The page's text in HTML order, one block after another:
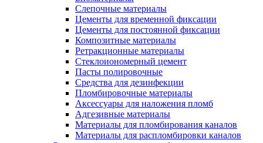
Слепочные материалы
Цементы для временной фиксации
Цементы для постоянной фиксации
Композитные материалы
Ретракционные материалы
Стеклоиономерный цемент
Пасты полировочные
Средства для дезинфекции
Пломбировочные материалы
Аксессуары для наложения пломб
Адгезивные материалы
Материалы для пломбирования каналов
Материалы для распломбировки каналов